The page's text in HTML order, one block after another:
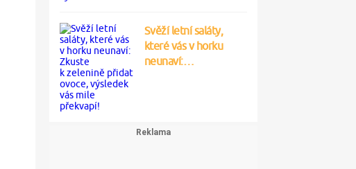
Svěží letní saláty,
které vás v horku
neunaví:…